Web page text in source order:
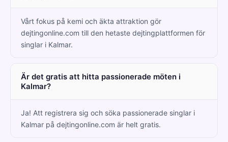
Vårt fokus på kemi och äkta attraktion gör
dejtingonline.com till den hetaste dejtingplattformen för
singlar i Kalmar.
Är det gratis att hitta passionerade möten i
Kalmar?
Ja! Att registrera sig och söka passionerade singlar i
Kalmar på dejtingonline.com är helt gratis.